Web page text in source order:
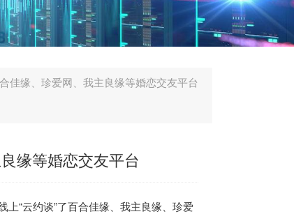
佳缘、珍爱网、我主良缘等婚恋交友平台
缘等婚恋交友平台
“云约谈”了百合佳缘、我主良缘、珍爱